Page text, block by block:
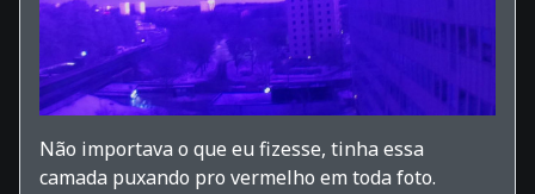
Não importava o que eu fizesse, tinha essa
camada puxando pro vermelho em toda foto.